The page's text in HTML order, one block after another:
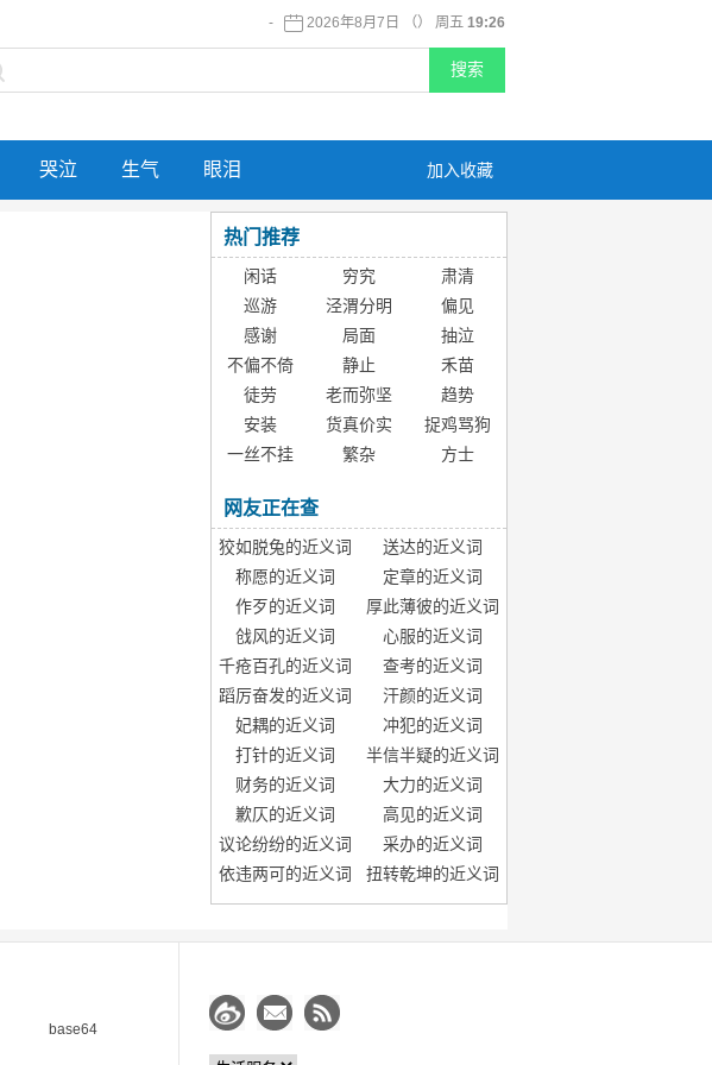
- 2026年8月7日 （） 周五 19:26
加入收藏
哭泣 生气 眼泪
热门推荐
闲话 穷究
肃清
巡游
泾渭分明
偏见
感谢
局面
抽泣
不偏不倚
静止
禾苗
徒劳
老而弥坚
趋势
安装
货真价实
捉鸡骂狗
一丝不挂
繁杂 方士
网友正在查
狡如脱兔的近义词
送达的近义词
称愿的近义词
定章的近义词
作歹的近义词
厚此薄彼的近义词
戗风的近义词
心服的近义词
千疮百孔的近义词
查考的近义词
蹈厉奋发的近义词
汗颜的近义词
妃耦的近义词
冲犯的近义词
打针的近义词
半信半疑的近义词
财务的近义词
大力的近义词
歉仄的近义词
高见的近义词
议论纷纷的近义词
采办的近义词
依违两可的近义词
扭转乾坤的近义词
base64